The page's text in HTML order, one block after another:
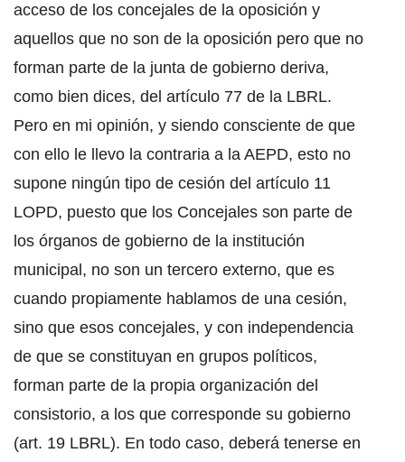
acceso de los concejales de la oposición y
aquellos que no son de la oposición pero que no
forman parte de la junta de gobierno deriva,
como bien dices, del artículo 77 de la LBRL.
Pero en mi opinión, y siendo consciente de que
con ello le llevo la contraria a la AEPD, esto no
supone ningún tipo de cesión del artículo 11
LOPD, puesto que los Concejales son parte de
los órganos de gobierno de la institución
municipal, no son un tercero externo, que es
cuando propiamente hablamos de una cesión,
sino que esos concejales, y con independencia
de que se constituyan en grupos políticos,
forman parte de la propia organización del
consistorio, a los que corresponde su gobierno
(art. 19 LBRL). En todo caso, deberá tenerse en